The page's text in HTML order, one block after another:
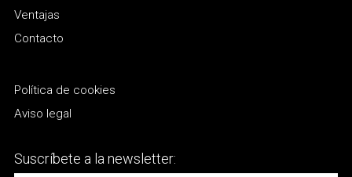
Ventajas
Contacto
Política de cookies
Aviso legal
Suscríbete a la newsletter: